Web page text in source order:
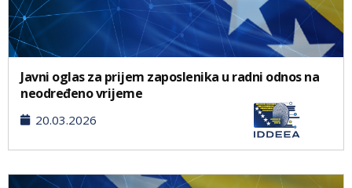
Javni oglas za prijem zaposlenika u radni odnos na
neodređeno vrijeme
20.03.2026